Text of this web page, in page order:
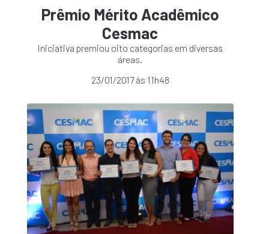
Prêmio Mérito Acadêmico
Cesmac
Iniciativa premiou oito categorias em diversas
áreas.
23/01/2017 às 11h48